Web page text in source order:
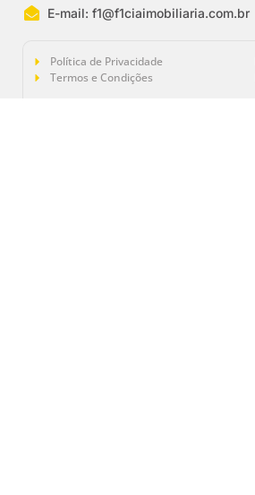
E-mail:f1@f1ciaimobiliaria.com.br
Política de Privacidade
Termos e Condições